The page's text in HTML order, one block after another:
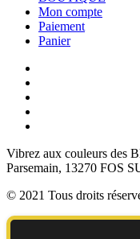
Mon compte
Paiement
Panier
Vibrez aux couleurs des
Parsemain, 13270 FOS
© 2021 Tous droits